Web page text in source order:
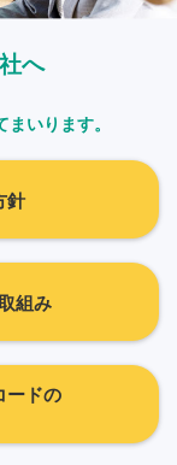
へ
いります。
針
組み
ードの